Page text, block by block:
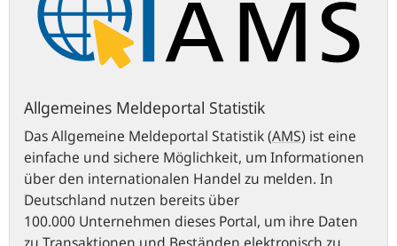
Allgemeines Meldeportal Statistik
Das Allgemeine Meldeportal Statistik(AMS) ist eine
einfache und sichere Möglichkeit, um Informationen
über den internationalen Handel zu melden. In
Deutschland nutzen bereits über
100.000 Unternehmen dieses Portal, um ihre Daten